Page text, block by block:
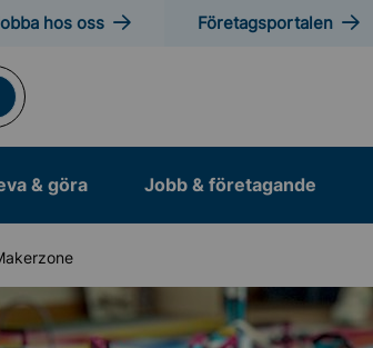
hos oss Företagsportalen
& göra Jobb & företagande